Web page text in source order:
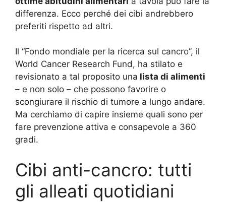
differenza. Ecco perché dei cibi andrebbero
preferiti rispetto ad altri.
Il “Fondo mondiale per la ricerca sul cancro”, il
World Cancer Research Fund, ha stilato e
revisionato a tal proposito una lista di alimenti
– e non solo – che possono favorire o
scongiurare il rischio di tumore a lungo andare.
Ma cerchiamo di capire insieme quali sono per
fare prevenzione attiva e consapevole a 360
gradi.
Cibi anti-cancro: tutti
gli alleati quotidiani